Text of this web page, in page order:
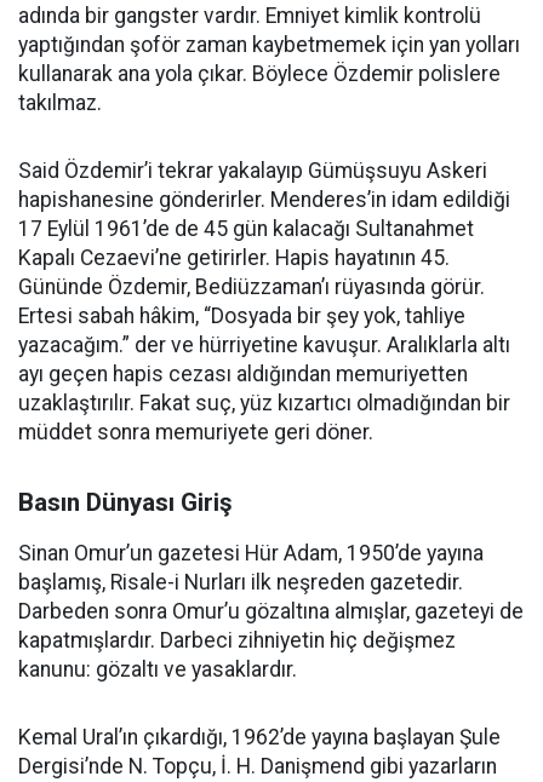
adında bir gangster vardır. Emniyet kimlik kontrolü
yaptığından şoför zaman kaybetmemek için yan yolları
kullanarak ana yola çıkar. Böylece Özdemir polislere
takılmaz.
Said Özdemir’i tekrar yakalayıp Gümüşsuyu Askeri
hapishanesine gönderirler. Menderes’in idam edildiği
17 Eylül 1961’de de 45 gün kalacağı Sultanahmet
Kapalı Cezaevi’ne getirirler. Hapis hayatının 45.
Gününde Özdemir, Bediüzzaman’ı rüyasında görür.
Ertesi sabah hâkim, “Dosyada bir şey yok, tahliye
yazacağım.” der ve hürriyetine kavuşur. Aralıklarla altı
ayı geçen hapis cezası aldığından memuriyetten
uzaklaştırılır. Fakat suç, yüz kızartıcı olmadığından bir
müddet sonra memuriyete geri döner.
Basın Dünyası Giriş
Sinan Omur’un gazetesi Hür Adam, 1950’de yayına
başlamış, Risale-i Nurları ilk neşreden gazetedir.
Darbeden sonra Omur’u gözaltına almışlar, gazeteyi de
kapatmışlardır. Darbeci zihniyetin hiç değişmez
kanunu: gözaltı ve yasaklardır.
Kemal Ural’ın çıkardığı, 1962’de yayına başlayan Şule
Dergisi’nde N. Topçu, İ. H. Danişmend gibi yazarların